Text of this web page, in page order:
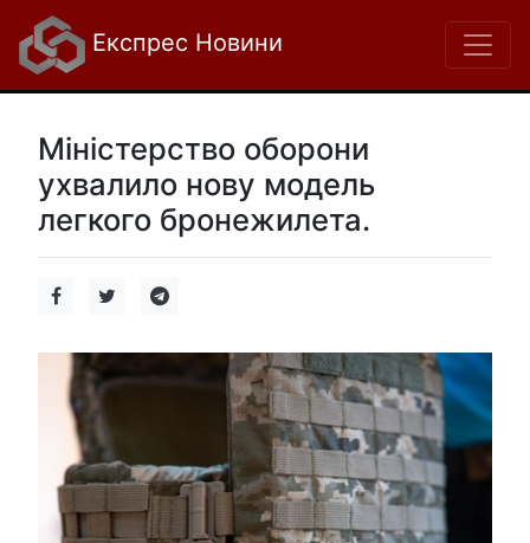
Експрес Новини
Міністерство оборони
ухвалило нову модель
легкого бронежилета.